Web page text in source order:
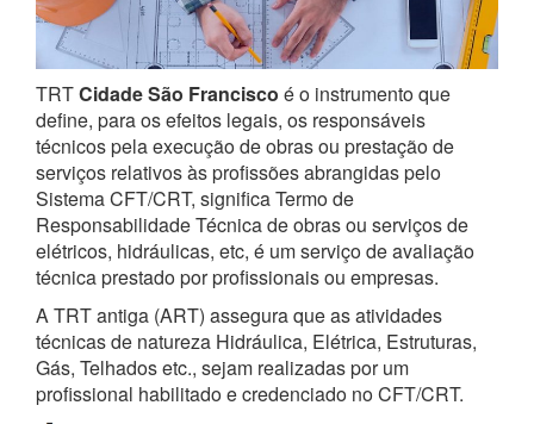
TRTCidade São Francisco é o instrumento que
define, para os efeitos legais, os responsáveis
técnicos pela execução de obras ou prestação de
serviços relativos às profissões abrangidas pelo
Sistema CFT/CRT, significa Termo de
Responsabilidade Técnica de obras ou serviços de
elétricos, hidráulicas, etc, é um serviço de avaliação
técnica prestado por profissionais ou empresas.
A TRT antiga (ART) assegura que as atividades
técnicas de natureza Hidráulica, Elétrica, Estruturas,
Gás, Telhados etc., sejam realizadas por um
profissional habilitado e credenciado no CFT/CRT.